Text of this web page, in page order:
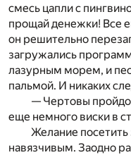
смесь цапли с
прощай денежки! Все
он решительно
загружались
лазурным морем, и
пальмой. И никаких
— Чертовы
еще немного виски в
Желание
навязчивым. Заодно